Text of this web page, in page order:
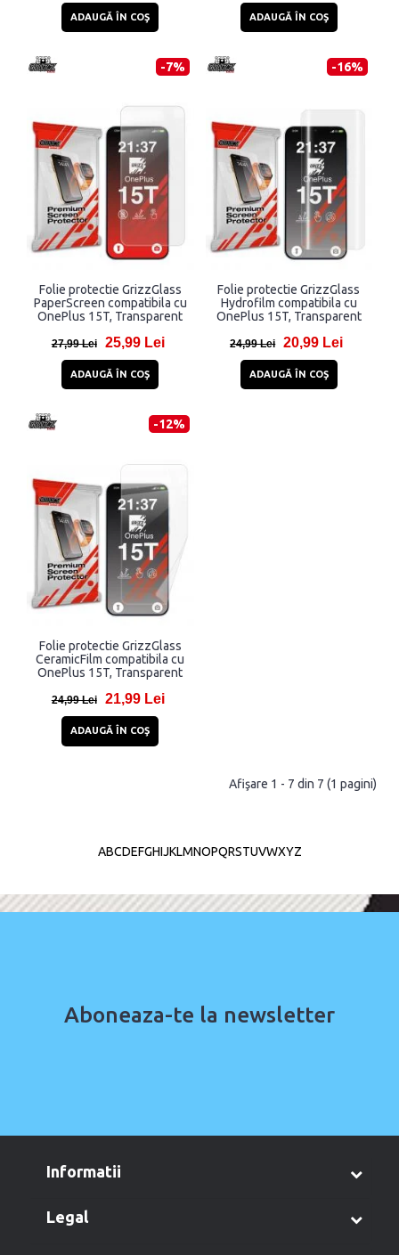
ADAUGĂ ÎN COŞ ADAUGĂ ÎN COŞ
-7%
Folie protectie GrizzGlass
PaperScreen compatibila cu
OnePlus 15T, Transparent
27,99 Lei 25,99 Lei
ADAUGĂ ÎN COŞ
-16%
Folie protectie GrizzGlass
Hydrofilm compatibila cu
OnePlus 15T, Transparent
24,99 Lei 20,99 Lei
ADAUGĂ ÎN COŞ
-12%
Folie protectie GrizzGlass
CeramicFilm compatibila cu
OnePlus 15T, Transparent
24,99 Lei 21,99 Lei
ADAUGĂ ÎN COŞ
Afişare 1 - 7 din 7 (1 pagini)
ABCDEFGHIJKLMNOPQRSTUVWXYZ
Aboneaza-te la newsletter
informatii
legal